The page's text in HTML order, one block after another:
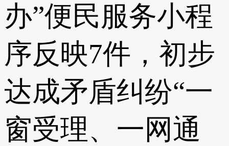
办”便民服务小程
序反映7件，初步
达成矛盾纠纷“一
窗受理、一网通